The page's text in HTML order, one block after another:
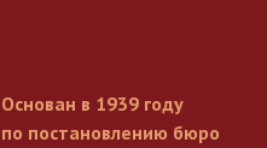
Основан в 1939 году
по постановлению бюро